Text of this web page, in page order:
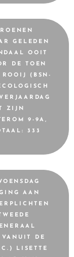
GELEDEN
OOIT
DE TOEN
(BSN-
ZIJN
9-9A,
333
AAN
DE
LISETTE